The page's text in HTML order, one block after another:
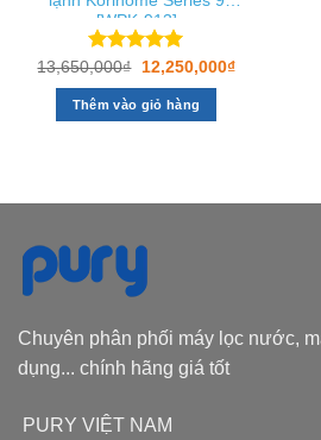
[WPK-913]
Được xếp
hạng5.00
5 sao
13,650,000₫
Giá
là:
13,650,000₫.
12,250,000₫Giá
Thêm vào giỏ hàng
Chuyên phân phối máy lọc nước,
dụng... chính hãng giá tốt
PURY VIỆT NAM